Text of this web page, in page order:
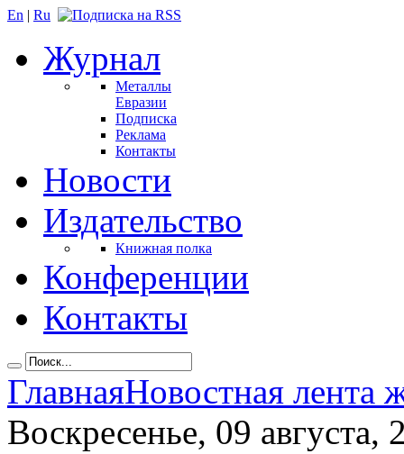
En | Ru
Журнал
Металлы
Евразии
Подписка
Реклама
Контакты
Новости
Издательство
Книжная полка
Конференции
Контакты
ГлавнаяНовостная лента
Воскресенье, 09 августа,